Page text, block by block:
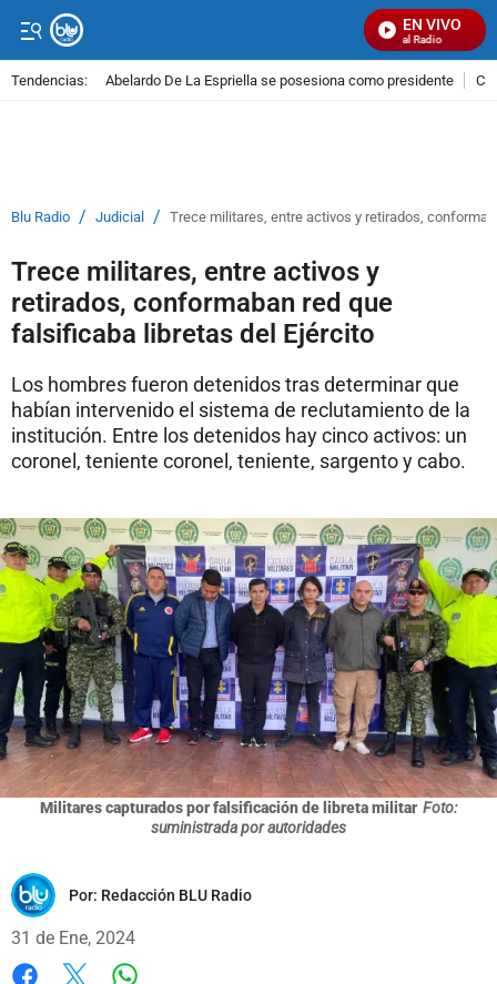
EN VIVO
Señal Visual Radio
Tendencias: Abelardo De La Espriella se posesiona como presidente
Blu Radio / Judicial / Trece militares, entre activos y retirados,
Trece militares, entre activos y
retirados, conformaban red que
falsificaba libretas del Ejército
Los hombres fueron detenidos tras determinar que
habían intervenido el sistema de reclutamiento de la
institución. Entre los detenidos hay cinco activos: un
coronel, teniente coronel, teniente, sargento y cabo.
Militares capturados por falsificación de libreta militar Foto:
suministrada por autoridades
Por: Redacción BLU Radio
31 de Ene, 2024